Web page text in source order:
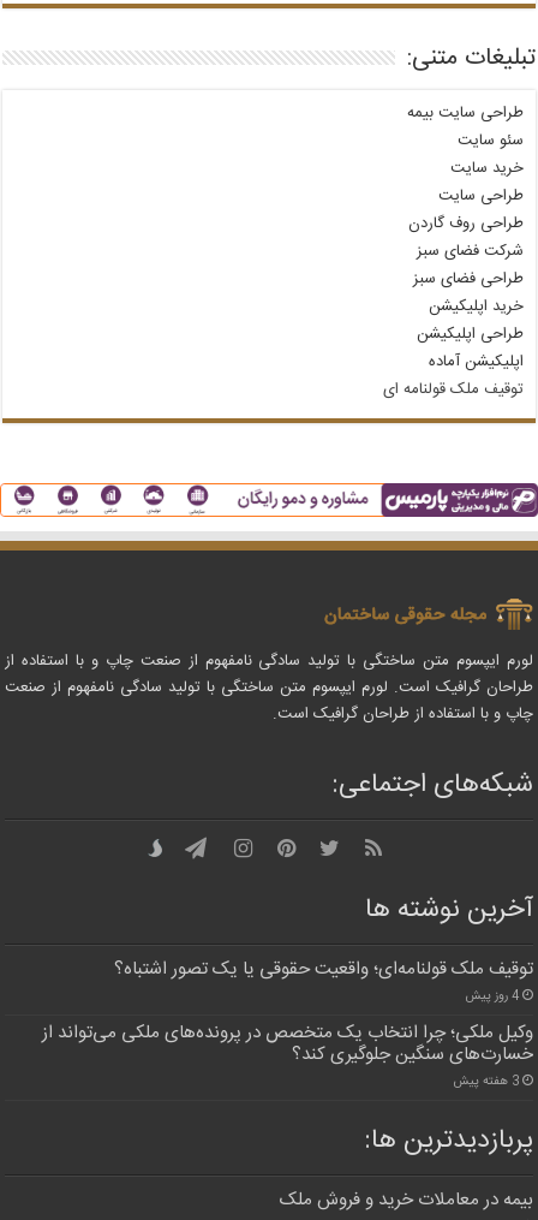
تبلیغات متنی:
طراحی سایت بیمه
سئو سایت
خرید سایت
طراحی سایت
طراحی روف گاردن
شرکت فضای سبز
طراحی فضای سبز
خرید اپلیکیشن
طراحی اپلیکیشن
اپلیکیشن آماده
توقیف ملک قولنامه‌ ای
لورم ایپسوم متن ساختگی با تولید سادگی نامفهوم از صنعت چاپ و با استفاده از
طراحان گرافیک است. لورم ایپسوم متن ساختگی با تولید سادگی نامفهوم از صنعت
چاپ و با استفاده از طراحان گرافیک است.
شبکه‌های اجتماعی:
آخرین نوشته ها
توقیف ملک قولنامه‌ای؛ واقعیت حقوقی یا یک تصور اشتباه؟
4 روز پیش
وکیل ملکی؛ چرا انتخاب یک متخصص در پرونده‌های ملکی می‌تواند از
خسارت‌های سنگین جلوگیری کند؟
3 هفته پیش
پربازدیدترین‌ ها:
بیمه در معاملات خرید و فروش ملک